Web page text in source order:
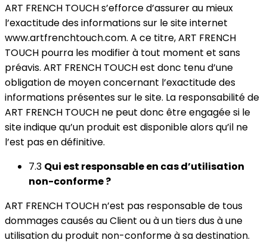
ART FRENCH TOUCH s’efforce d’assurer au mieux
l’exactitude des informations sur le site internet
www.artfrenchtouch.com. A ce titre, ART FRENCH
TOUCH pourra les modifier à tout moment et sans
préavis. ART FRENCH TOUCH est donc tenu d’une
obligation de moyen concernant l’exactitude des
informations présentes sur le site. La responsabilité de
ART FRENCH TOUCH ne peut donc être engagée si le
site indique qu’un produit est disponible alors qu’il ne
l’est pas en définitive.
7.3 Qui est responsable en cas d’utilisation
non-conforme ?
ART FRENCH TOUCH n’est pas responsable de tous
dommages causés au Client ou à un tiers dus à une
utilisation du produit non-conforme à sa destination.